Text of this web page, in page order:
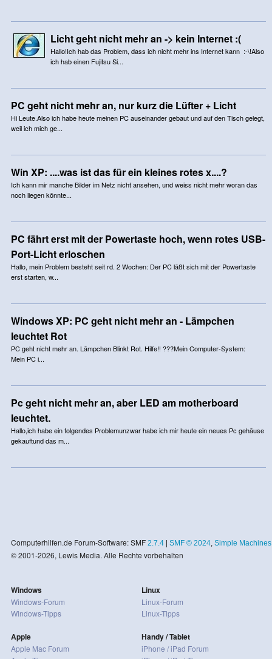
Licht geht nicht mehr an -> kein Internet :(
Hallo!Ich hab das Problem, dass ich nicht mehr ins Internet kann :-\!Also
ich hab einen Fujitsu Si...
PC geht nicht mehr an, nur kurz die Lüfter + Licht
Hi Leute.Also ich habe heute meinen PC auseinander gebaut und auf den Tisch gelegt,
weil ich mich ge...
Win XP: ....was ist das für ein kleines rotes x....?
Ich kann mir manche Bilder im Netz nicht ansehen, und weiss nicht mehr woran das
noch liegen könnte...
PC fährt erst mit der Powertaste hoch, wenn rotes USB-
Port-Licht erloschen
Hallo, mein Problem besteht seit rd. 2 Wochen: Der PC läßt sich mit der Powertaste
erst starten, w...
Windows XP: PC geht nicht mehr an - Lämpchen
leuchtet Rot
PC geht nicht mehr an. Lämpchen Blinkt Rot. Hilfe!! ???Mein Computer-System:
Mein PC i...
Pc geht nicht mehr an, aber LED am motherboard
leuchtet.
Hallo,ich habe ein folgendes Problemunzwar habe ich mir heute ein neues Pc gehäuse
gekauftund das m...
Computerhilfen.de Forum-Software: SMF 2.7.4| SMF © 2024, Simple Machines
© 2001-2026, Lewis Media. Alle Rechte vorbehalten
Windows
Windows-Forum
Windows-Tipps
Apple
Apple Mac Forum
Linux
Linux-Forum
Linux-Tipps
Handy / Tablet
iPhone / iPad Forum